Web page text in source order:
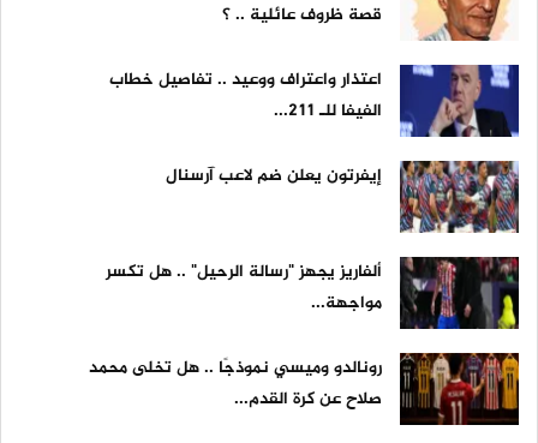
قصة ظروف عائلية .. ؟
اعتذار واعتراف ووعيد .. تفاصيل خطاب
الفيفا للـ 211...
إيفرتون يعلن ضم لاعب آرسنال
ألفاريز يجهز "رسالة الرحيل" .. هل تكسر
مواجهة...
رونالدو وميسي نموذجًا .. هل تخلى محمد
صلاح عن كرة القدم...